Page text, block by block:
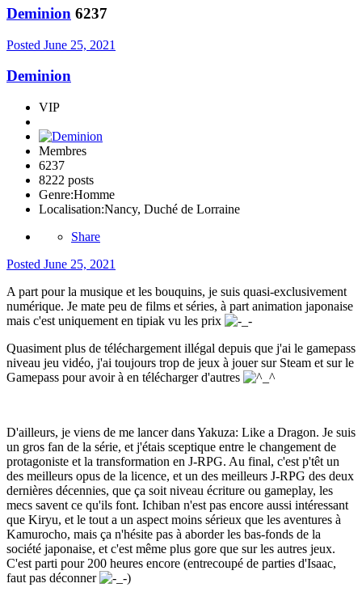
Deminion 6237
Posted June 25, 2021
Deminion
VIP
Membres
6237
8222 posts
Genre:Homme
Localisation:Nancy, Duché de Lorraine
Share
Posted June 25, 2021
A part pour la musique et les bouquins, je suis quasi-exclusivement
numérique. Je mate peu de films et séries, à part animation japonaise
mais c'est uniquement en tipiak vu les prix
Quasiment plus de téléchargement illégal depuis que j'ai le gamepass
niveau jeu vidéo, j'ai toujours trop de jeux à jouer sur Steam et sur le
Gamepass pour avoir à en télécharger d'autres
D'ailleurs, je viens de me lancer dans Yakuza: Like a Dragon. Je suis
un gros fan de la série, et j'étais sceptique entre le changement de
protagoniste et la transformation en J-RPG. Au final, c'est p'têt un
des meilleurs opus de la licence, et un des meilleurs J-RPG des deux
dernières décennies, que ça soit niveau écriture ou gameplay, les
mecs savent ce qu'ils font. Ichiban n'est pas encore aussi intéressant
que Kiryu, et le tout a un aspect moins sérieux que les aventures à
Kamurocho, mais ça n'hésite pas à aborder les bas-fonds de la
société japonaise, et c'est même plus gore que sur les autres jeux.
C'est parti pour 200 heures encore (entrecoupé de parties d'Isaac,
faut pas déconner
)